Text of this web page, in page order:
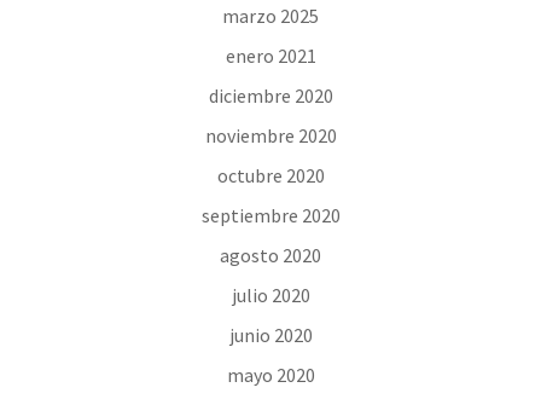
marzo 2025
enero 2021
diciembre 2020
noviembre 2020
octubre 2020
septiembre 2020
agosto 2020
julio 2020
junio 2020
mayo 2020